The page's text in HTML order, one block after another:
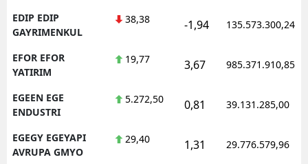
EDIP EDIP
GAYRIMENKUL
38,38 -1,94 135.573.300,24
EFOR EFOR
YATIRIM
19,77 3,67 985.371.910,85
EGEEN EGE
ENDUSTRI
5.272,50 0,81 39.131.285,00
EGEGY EGEYAPI
AVRUPA GMYO
29,40 1,31 29.776.579,96